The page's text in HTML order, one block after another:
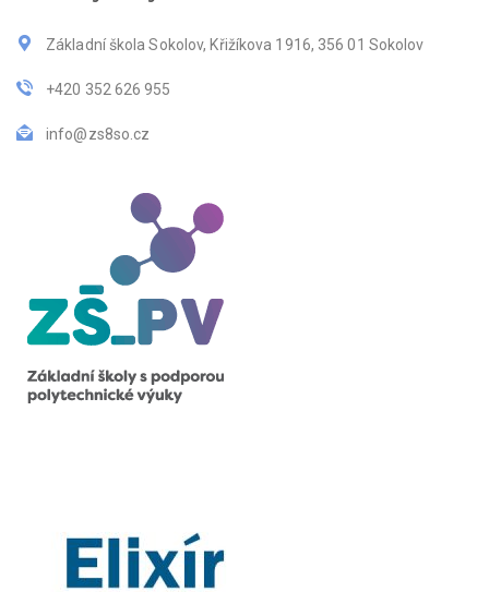
Základní škola Sokolov, Křižíkova 1916, 356 01 Sokolov
+420 352 626 955
info@zs8so.cz